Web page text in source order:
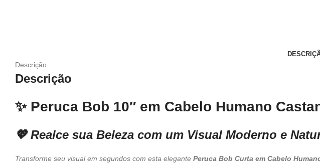
Descrição
Descrição
✨ Peruca Bob 10″ em Cabelo Humano
💖 Realce sua Beleza com um Visual Moderno e
Transforme seu visual em segundos com esta elegante Peruca Bob Curta em Cabelo